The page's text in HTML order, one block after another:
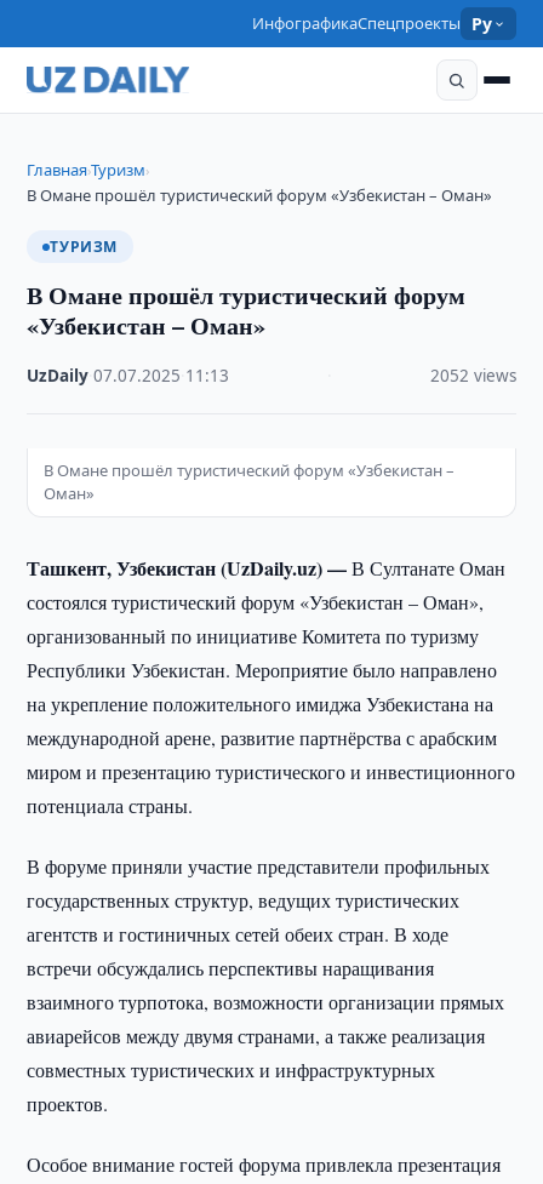
ИнфографикаСпецпроекты Ру
Главная›Туризм›
В Омане прошёл туристический форум «Узбекистан – Оман»
ТУРИЗМ
В Омане прошёл туристический форум
«Узбекистан – Оман»
UzDaily ·07.07.2025 11:13 2052 views
В Омане прошёл туристический форум «Узбекистан –
Оман»
Ташкент, Узбекистан (UzDaily.uz) —В Султанате Оман
состоялся туристический форум «Узбекистан – Оман»,
организованный по инициативе Комитета по туризму
Республики Узбекистан. Мероприятие было направлено
на укрепление положительного имиджа Узбекистана на
международной арене, развитие партнёрства с арабским
миром и презентацию туристического и инвестиционного
потенциала страны.
В форуме приняли участие представители профильных
государственных структур, ведущих туристических
агентств и гостиничных сетей обеих стран. В ходе
встречи обсуждались перспективы наращивания
взаимного турпотока, возможности организации прямых
авиарейсов между двумя странами, а также реализация
совместных туристических и инфраструктурных
проектов.
Особое внимание гостей форума привлекла презентация